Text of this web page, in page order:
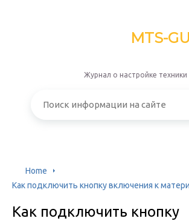
MTS-
Журнал о настройке техники
Home
Как подключить кнопку включения к
Как подключить кнопку